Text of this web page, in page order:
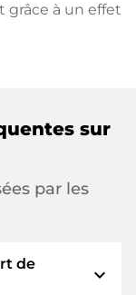
grâce à un effet
sur
par les
de
expand_more